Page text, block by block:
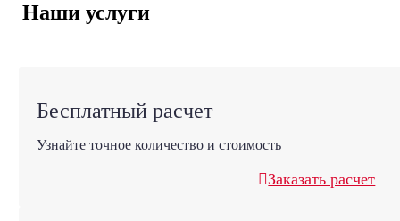
Наши услуги
Бесплатный расчет
Узнайте точное количество и стоимость
Заказать расчет